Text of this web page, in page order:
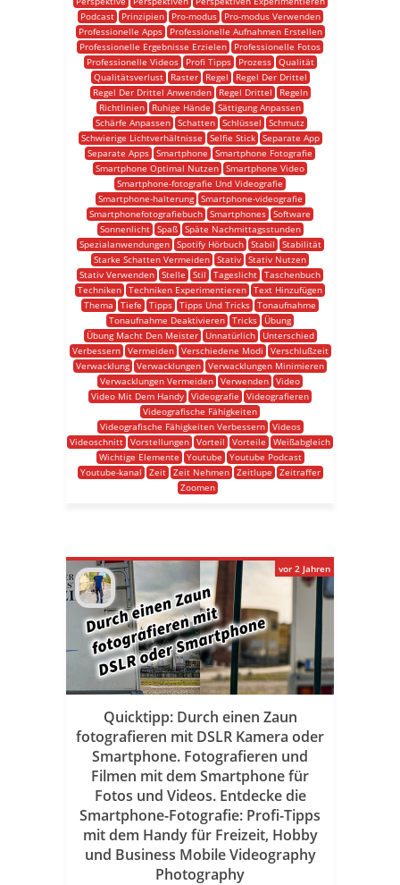
Podcast
Prinzipien Pro-modus
Pro-modus Verwenden
Professionelle Apps
Professionelle Aufnahmen Erstellen
Professionelle Ergebnisse Erzielen
Professionelle Fotos
Professionelle Videos
Profi Tipps Prozess
Qualität
Qualitätsverlust
Raster Regel
Regel Der Drittel
Regel Der Drittel Anwenden
Regel Drittel
Regeln
Richtlinien
Ruhige Hände
Sättigung Anpassen
Schärfe Anpassen Schatten Schlüssel
Schmutz
Schwierige Lichtverhältnisse
Selfie Stick
Separate App
Separate Apps Smartphone
Smartphone Fotografie
Smartphone Optimal Nutzen Smartphone Video
Smartphone-fotografie Und Videografie
Smartphone-halterung
Smartphone-videografie
Smartphonefotografiebuch Smartphones Software
Sonnenlicht
Spaß
Späte Nachmittagsstunden
Spezialanwendungen
Spotify Hörbuch Stabil
Stabilität
Starke Schatten Vermeiden Stativ Stativ Nutzen
Stativ Verwenden Stelle Stil Tageslicht Taschenbuch
Techniken Techniken Experimentieren Text Hinzufügen
Thema
Tiefe Tipps Tipps Und Tricks Tonaufnahme
Tonaufnahme Deaktivieren Tricks
Übung
Übung Macht Den Meister
Unnatürlich
Unterschied
Verbessern
Vermeiden Verschiedene Modi
Verschlußzeit
Verwacklung Verwacklungen Verwacklungen Minimieren
Verwacklungen Vermeiden Verwenden Video
Video Mit Dem Handy Videografie
Videografieren
Videografische Fähigkeiten
Videografische Fähigkeiten Verbessern
Videos
Videoschnitt Vorstellungen Vorteil Vorteile
Weißabgleich
Wichtige Elemente
Youtube
Youtube Podcast
Youtube-kanal
Zeit Zeit Nehmen Zeitlupe
Zeitraffer
Zoomen
Quicktipp: Durch einen Zaun
fotografieren mit DSLR Kamera oder
Smartphone. Fotografieren und
Filmen mit dem Smartphone für
Fotos und Videos. Entdecke die
Smartphone-Fotografie: Profi-Tipps
mit dem Handy für Freizeit, Hobby
und Business Mobile Videography
Photography
vor 2 Jahren